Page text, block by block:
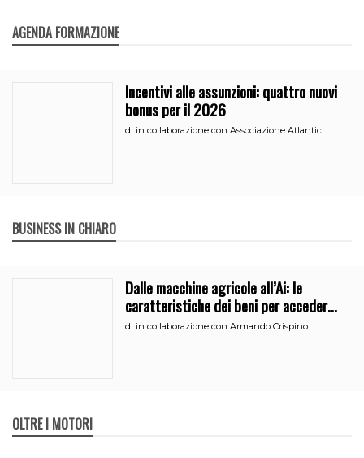
AGENDA FORMAZIONE
Incentivi alle assunzioni: quattro nuovi
bonus per il 2026
di in collaborazione con Associazione Atlantic
BUSINESS IN CHIARO
Dalle macchine agricole all’Ai: le
caratteristiche dei beni per accedere
all’iperammortamento
di in collaborazione con Armando Crispino
OLTRE I MOTORI